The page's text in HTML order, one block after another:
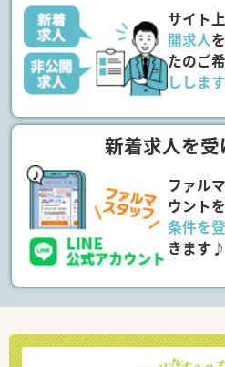
サイト
開求人
たのご
しします
新着求人を受
ファル
ウント
条件を
きます♪